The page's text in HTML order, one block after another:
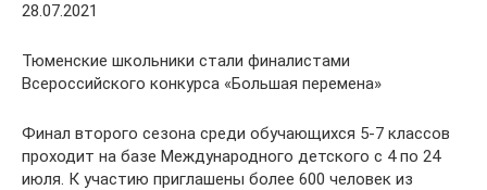
28.07.2021
Тюменские школьники стали финалистами
Всероссийского конкурса «Большая перемена»
Финал второго сезона среди обучающихся 5-7 классов
проходит на базе Международного детского с 4 по 24
июля. К участию приглашены более 600 человек из